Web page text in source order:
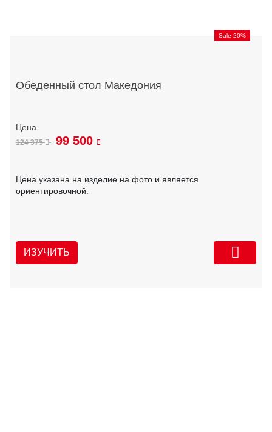
Sale 20%
Обеденный стол Македония
124 375 99 500
Цена указана на изделие на фото и является
ориентировочной.
ИЗУЧИТЬ